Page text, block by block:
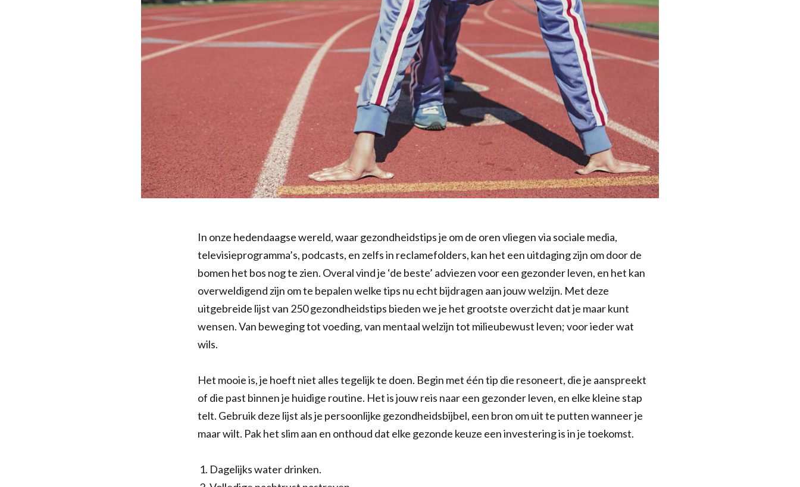
In onze hedendaagse wereld, waar gezondheidstips je om de oren vliegen via sociale media,
televisieprogramma’s, podcasts, en zelfs in reclamefolders, kan het een uitdaging zijn om door de
bomen het bos nog te zien. Overal vind je ‘de beste’ adviezen voor een gezonder leven, en het kan
overweldigend zijn om te bepalen welke tips nu echt bijdragen aan jouw welzijn. Met deze
uitgebreide lijst van 250 gezondheidstips bieden we je het grootste overzicht dat je maar kunt
wensen. Van beweging tot voeding, van mentaal welzijn tot milieubewust leven; voor ieder wat
wils.
Het mooie is, je hoeft niet alles tegelijk te doen. Begin met één tip die resoneert, die je aanspreekt
of die past binnen je huidige routine. Het is jouw reis naar een gezonder leven, en elke kleine stap
telt. Gebruik deze lijst als je persoonlijke gezondheidsbijbel, een bron om uit te putten wanneer je
maar wilt. Pak het slim aan en onthoud dat elke gezonde keuze een investering is in je toekomst.
Dagelijks water drinken.